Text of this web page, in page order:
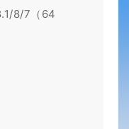
8/7（64